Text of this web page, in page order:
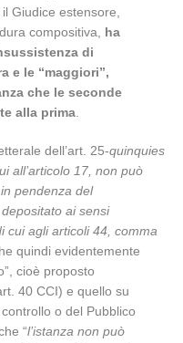
Giudice estensore,
compositiva, ha
di
e le “maggiori”,
che le seconde
alla prima
dell’art. 25-quinquies
all’articolo 17, non può
pendenza del
ai sensi
cui agli articoli 44, comma
quindi evidentemente
cioè proposto
40 CCI) e quello su
o del Pubblico
“l’istanza non può